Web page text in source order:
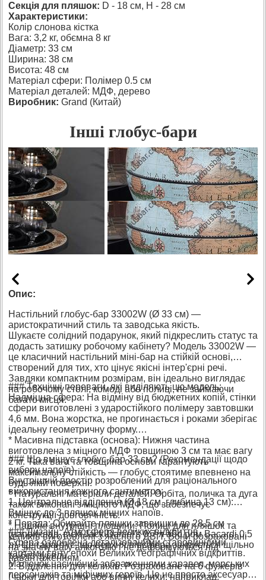
Секція для пляшок: D - 18 см, H - 28 см
Характеристики:
Колір слонова кістка
Вага: 3,2 кг, обємна 8 кг
Діаметр: 33 см
Ширина: 38 см
Висота: 48 см
Матеріал сфери: Полімер 0.5 см
Матеріал деталей: МДФ, дерево
Виробник: Grand (Китай)
Інші глобус-бари
Опис:
Настільний глобус-бар 33002W (Ø 33 см) —
аристократичний стиль та заводська якість.
Шукаєте солідний подарунок, який підкреслить статус та
додасть затишку робочому кабінету? Модель 33002W —
це класичний настільний міні-бар на стійкій основі,
створений для тих, хто цінує якісні інтер'єрні речі.
Завдяки компактним розмірам, він ідеально виглядає
на робочому столі, комоді або полиці, не займаючи
багато місця.
### Технічні переваги, які виділяють цю модель:
Надміцна сфера: На відміну від бюджетних копій, стінки
сфери виготовлені з ударостійкого полімеру завтовшки
4,6 мм. Вона жорстка, не прогинається і роками зберігає
ідеальну геометричну форму.
* Масивна підставка (основа): Нижня частина
виготовлена з міцного МДФ товщиною 3 см та має вагу
2 кг. Така вага та товщина основи гарантують
максимальну стійкість — глобус стоятиме впевнено на
будь-якій поверхні.
* Натуральні матеріали деталей: Орбіта, поличка та дуга
також виконані з міцного МДФ, що забезпечує
конструкції довговічність.
* Надійні внутрішні площини: Полиці для пляшок та
келихів виготовлені з якісного ДВП. Вони розраховані
на значну вагу алкоголю і не деформуються під
навантаженням.
### Що вміщує глобус-бар 33 см? (Рекомендації щодо
вибору напоїв)
Внутрішній простір розроблений для раціонального
використання кожного сантиметра:
1. Центральне відділення (Ø 18 см, глибина 13 см):
Вміщує до 3 пляшок міцних напоїв.
* Порада: Обирайте пляшки заввишки до 28,5 см
(наприклад, віскі Jack Daniel's 0.7 л або ром Bacardi 0.5
л). Це гарантує, що верхня півсфера закриється щільно
та без зусиль.
2. Відділення для келихів: Розраховане на 6 фужерів
(чарки для горілки або винні келихи, наприклад,
### Дизайн: Атмосфера великих відкриттів
Сфера оздоблена деталізованими старовинними
картами світу епохи Великих географічних відкриттів.
Малюнок насичений зображеннями каравел, морських
персонажів та міфічних героїв. Це не просто аксесуар, а